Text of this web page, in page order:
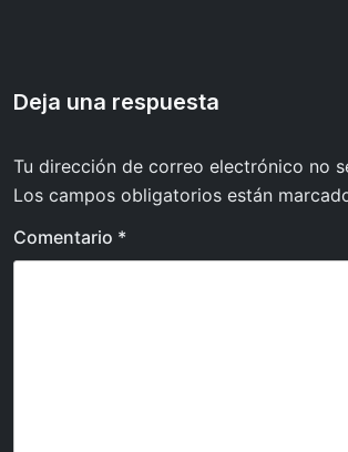
Deja una respuesta
Tu dirección de correo electrónico no
Los campos obligatorios están
Comentario *